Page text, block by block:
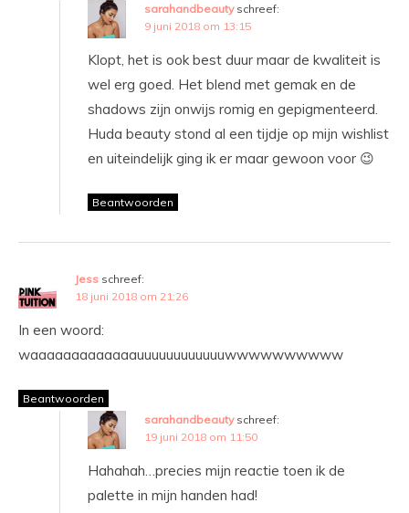
sarahandbeauty schreef:
9 juni 2018 om 13:15
Klopt, het is ook best duur maar de kwaliteit is
wel erg goed. Het blend met gemak en de
shadows zijn onwijs romig en gepigmenteerd.
Huda beauty stond al een tijdje op mijn wishlist
en uiteindelijk ging ik er maar gewoon voor 😉
Beantwoorden
Jess schreef:
18 juni 2018 om 21:26
In een woord:
waaaaaaaaaaaaauuuuuuuuuuuuwwwwwwwwww
Beantwoorden
sarahandbeauty schreef:
19 juni 2018 om 11:50
Hahahah…precies mijn reactie toen ik de
palette in mijn handen had!